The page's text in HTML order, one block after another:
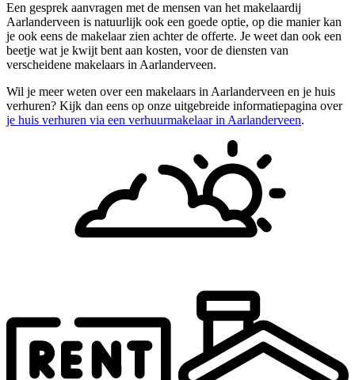
Een gesprek aanvragen met de mensen van het makelaardij
Aarlanderveen is natuurlijk ook een goede optie, op die manier kan
je ook eens de makelaar zien achter de offerte. Je weet dan ook een
beetje wat je kwijt bent aan kosten, voor de diensten van
verscheidene makelaars in Aarlanderveen.
Wil je meer weten over een makelaars in Aarlanderveen en je huis
verhuren? Kijk dan eens op onze uitgebreide informatiepagina over
je huis verhuren via een verhuurmakelaar in Aarlanderveen.